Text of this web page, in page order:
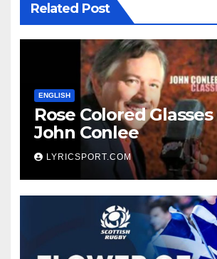
Related Post
ENGLISH
Rose Colored Glasses
John Conlee
LYRICSPORT.COM